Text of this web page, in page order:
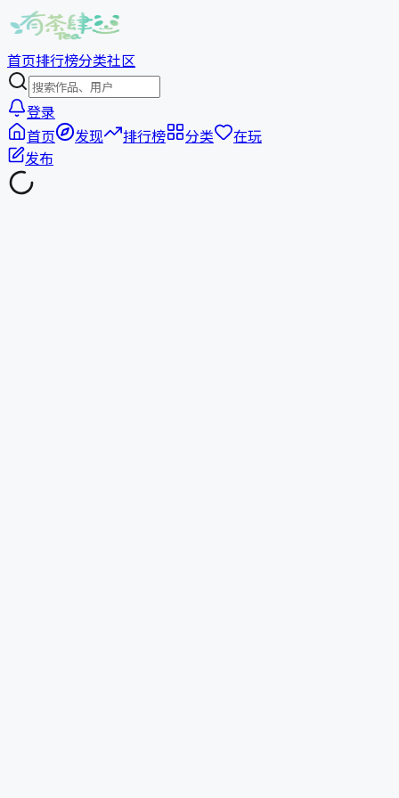
首页排行榜分类社区
登录
首页
发现 排行榜 分类
在玩
发布